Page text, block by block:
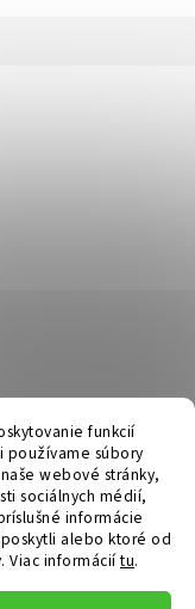
funkcií
používame súbory
webové stránky,
sociálnych médií,
informácie
alebo ktoré od
Viac informáciítu.